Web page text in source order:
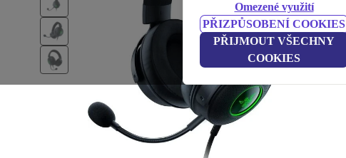
Omezené využití
PŘIZPŮSOBENÍ COOKIES
PŘIJMOUT VŠECHNY
COOKIES